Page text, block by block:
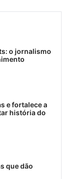
o jornalismo
e fortalece a
história do
que dão